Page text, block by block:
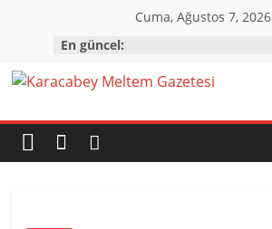
Cuma, Ağustos 7, 2026
En güncel:
Karacabey
Meltem